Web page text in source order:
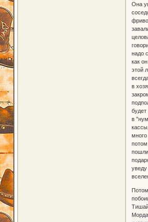
Она
надо
как
этой
в
будет
в
много